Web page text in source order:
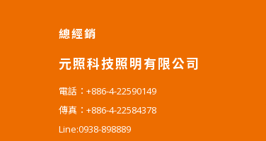
總經銷
元照科技照明有限公司
電話：+886-4-22590149
傳真：+886-4-22584378
Line:0938-898889